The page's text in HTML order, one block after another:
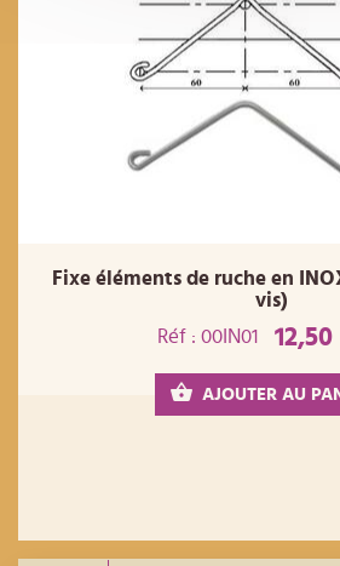
Fixe éléments de ruche en
vis)
Réf : 00IN01
AJOUTER AU